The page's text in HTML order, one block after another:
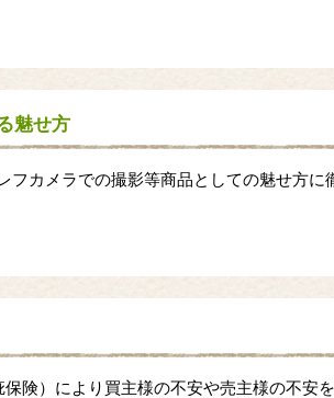
魅せ方
カメラでの撮影等商品としての魅せ方に
険）により買主様の不安や売主様の不安